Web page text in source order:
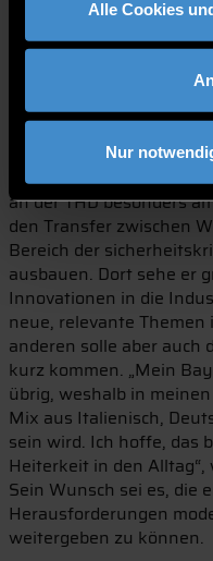
Alle Cookies
Nur
einem Jahrzehnt
nächste Generation
Systemen, die unter
funktionieren müssen,
so der 44-Jährige.
Freude am Lernen
Zwei Dinge liegen
an der THD besonders
den Transfer zwischen
Bereich der
ausbauen. Dort sehe er
Innovationen in die
neue, relevante
anderen solle aber auch
kurz kommen. „Mein
übrig, weshalb in
Mix aus Italienisch,
sein wird. Ich hoffe, das
Heiterkeit in den
Sein Wunsch sei es, die
Herausforderungen
weitergeben zu können.